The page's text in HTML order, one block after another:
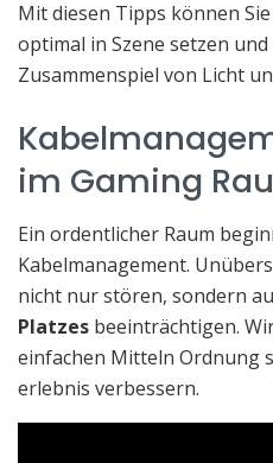
Mit diesen Tipps können
optimal in Szene setzen
Zusammenspiel von Licht
im Gaming
Ein ordentlicher Raum
Kabelmanagement.
nicht nur stören, sondern
Platzes beeinträchtigen.
einfachen Mitteln Ordnung
erlebnis verbessern.